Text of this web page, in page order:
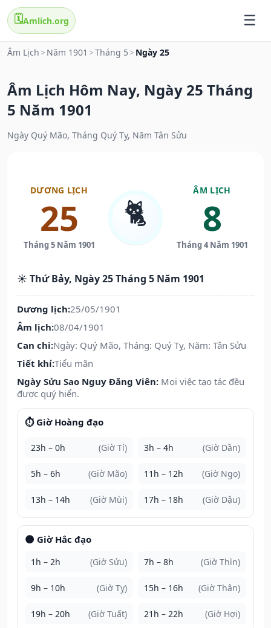
🗓️Amlich.org
Âm Lịch > Năm 1901 >Tháng 5 > Ngày 25
Âm Lịch Hôm Nay, Ngày 25 Tháng
5 Năm 1901
Ngày Quý Mão, Tháng Quý Tỵ, Năm Tân Sửu
DƯƠNG LỊCH
25
Tháng 5 Năm 1901
🐈
ÂM LỊCH
8
Tháng 4 Năm 1901
☀️ Thứ Bảy, Ngày 25 Tháng 5 Năm 1901
Dương lịch:25/05/1901
Âm lịch:08/04/1901
Can chi:Ngày: Quý Mão, Tháng: Quý Tỵ, Năm: Tân Sửu
Tiết khí:Tiểu mãn
Ngày Sửu Sao Nguy Đăng Viên: Mọi việc tạo tác đều
được quý hiển.
⏱️ Giờ Hoàng đạo
23h – 0h (Giờ Tí) 3h – 4h (Giờ Dần)
5h – 6h (Giờ Mão) 11h – 12h (Giờ Ngọ)
13h – 14h (Giờ Mùi) 17h – 18h (Giờ Dậu)
🌑 Giờ Hắc đạo
1h – 2h (Giờ Sửu) 7h – 8h (Giờ Thìn)
9h – 10h (Giờ Tỵ) 15h – 16h (Giờ Thân)
19h – 20h (Giờ Tuất) 21h – 22h (Giờ Hợi)